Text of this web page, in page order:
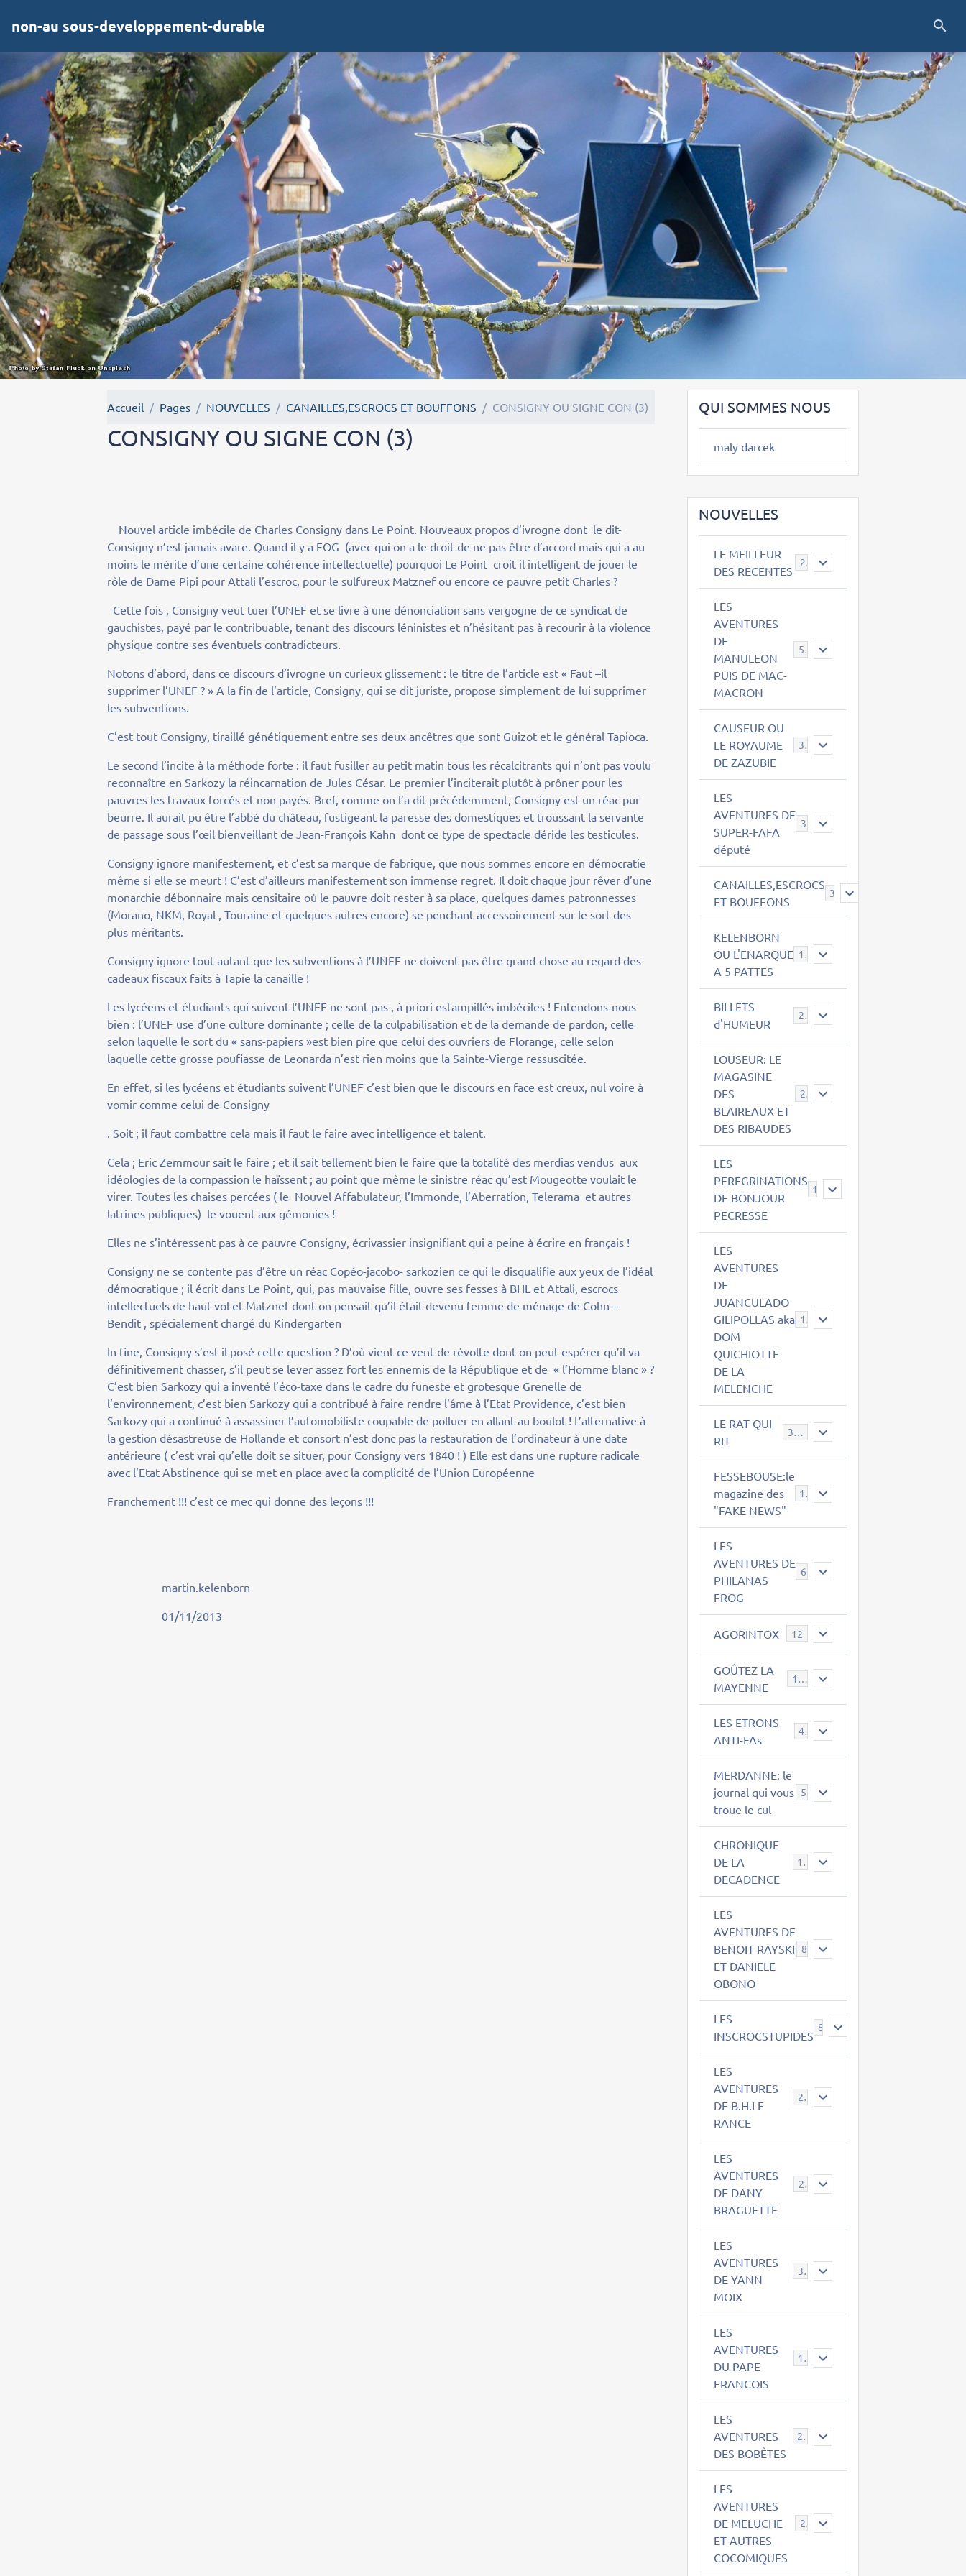
non-au sous-developpement-durable
Accueil Pages NOUVELLES CANAILLES,ESCROCS ET BOUFFONS CONSIGNY OU SIGNE CON (3)
CONSIGNY OU SIGNE CON (3)
Nouvel article imbécile de Charles Consigny dans Le Point. Nouveaux propos d’ivrogne dont le dit-
Consigny n’est jamais avare. Quand il y a FOG (avec qui on a le droit de ne pas être d’accord mais qui a au
moins le mérite d’une certaine cohérence intellectuelle) pourquoi Le Point croit il intelligent de jouer le
rôle de Dame Pipi pour Attali l’escroc, pour le sulfureux Matznef ou encore ce pauvre petit Charles ?
Cette fois , Consigny veut tuer l’UNEF et se livre à une dénonciation sans vergogne de ce syndicat de
gauchistes, payé par le contribuable, tenant des discours léninistes et n’hésitant pas à recourir à la violence
physique contre ses éventuels contradicteurs.
Notons d’abord, dans ce discours d’ivrogne un curieux glissement : le titre de l’article est « Faut –il
supprimer l’UNEF ? » A la fin de l’article, Consigny, qui se dit juriste, propose simplement de lui supprimer
les subventions.
C’est tout Consigny, tiraillé génétiquement entre ses deux ancêtres que sont Guizot et le général Tapioca.
Le second l’incite à la méthode forte : il faut fusiller au petit matin tous les récalcitrants qui n’ont pas voulu
reconnaître en Sarkozy la réincarnation de Jules César. Le premier l’inciterait plutôt à prôner pour les
pauvres les travaux forcés et non payés. Bref, comme on l’a dit précédemment, Consigny est un réac pur
beurre. Il aurait pu être l’abbé du château, fustigeant la paresse des domestiques et troussant la servante
de passage sous l’œil bienveillant de Jean-François Kahn dont ce type de spectacle déride les testicules.
Consigny ignore manifestement, et c’est sa marque de fabrique, que nous sommes encore en démocratie
même si elle se meurt ! C’est d’ailleurs manifestement son immense regret. Il doit chaque jour rêver d’une
monarchie débonnaire mais censitaire où le pauvre doit rester à sa place, quelques dames patronnesses
(Morano, NKM, Royal , Touraine et quelques autres encore) se penchant accessoirement sur le sort des
plus méritants.
Consigny ignore tout autant que les subventions à l’UNEF ne doivent pas être grand-chose au regard des
cadeaux fiscaux faits à Tapie la canaille !
Les lycéens et étudiants qui suivent l’UNEF ne sont pas , à priori estampillés imbéciles ! Entendons-nous
bien : l’UNEF use d’une culture dominante ; celle de la culpabilisation et de la demande de pardon, celle
selon laquelle le sort du « sans-papiers »est bien pire que celui des ouvriers de Florange, celle selon
laquelle cette grosse poufiasse de Leonarda n’est rien moins que la Sainte-Vierge ressuscitée.
En effet, si les lycéens et étudiants suivent l’UNEF c’est bien que le discours en face est creux, nul voire à
vomir comme celui de Consigny
. Soit ; il faut combattre cela mais il faut le faire avec intelligence et talent.
Cela ; Eric Zemmour sait le faire ; et il sait tellement bien le faire que la totalité des merdias vendus aux
idéologies de la compassion le haïssent ; au point que même le sinistre réac qu’est Mougeotte voulait le
virer. Toutes les chaises percées ( le Nouvel Affabulateur, l’Immonde, l’Aberration, Telerama et autres
latrines publiques) le vouent aux gémonies !
Elles ne s’intéressent pas à ce pauvre Consigny, écrivassier insignifiant qui a peine à écrire en français !
Consigny ne se contente pas d’être un réac Copéo-jacobo- sarkozien ce qui le disqualifie aux yeux de l’idéal
démocratique ; il écrit dans Le Point, qui, pas mauvaise fille, ouvre ses fesses à BHL et Attali, escrocs
intellectuels de haut vol et Matznef dont on pensait qu’il était devenu femme de ménage de Cohn –
Bendit , spécialement chargé du Kindergarten
In fine, Consigny s’est il posé cette question ? D’où vient ce vent de révolte dont on peut espérer qu’il va
définitivement chasser, s’il peut se lever assez fort les ennemis de la République et de « l’Homme blanc » ?
C’est bien Sarkozy qui a inventé l’éco-taxe dans le cadre du funeste et grotesque Grenelle de
l’environnement, c’est bien Sarkozy qui a contribué à faire rendre l’âme à l’Etat Providence, c’est bien
Sarkozy qui a continué à assassiner l’automobiliste coupable de polluer en allant au boulot ! L’alternative à
la gestion désastreuse de Hollande et consort n’est donc pas la restauration de l’ordinateur à une date
antérieure ( c’est vrai qu’elle doit se situer, pour Consigny vers 1840 ! ) Elle est dans une rupture radicale
avec l’Etat Abstinence qui se met en place avec la complicité de l’Union Européenne
Franchement !!! c’est ce mec qui donne des leçons !!!
martin.kelenborn
01/11/2013
QUI SOMMES NOUS
maly darcek
NOUVELLES
LE MEILLEUR
DES RECENTES
2
LES
AVENTURES
DE
MANULEON
PUIS DE MAC-
MACRON
543
CAUSEUR OU
LE ROYAUME
DE ZAZUBIE
38
LES
AVENTURES DE
SUPER-FAFA
député
CANAILLES,ESCROCS
ET BOUFFONS
385
KELENBORN
OU L'ENARQUE
A 5 PATTES
14
BILLETS
d'HUMEUR
2
LOUSEUR: LE
MAGASINE
DES
BLAIREAUX ET
DES RIBAUDES
21
LES
PEREGRINATIONS
DE BONJOUR
PECRESSE
14
LES
AVENTURES
DE
JUANCULADO
GILIPOLLAS aka
DOM
QUICHIOTTE
DE LA
MELENCHE
119
LE RAT QUI
RIT
395
FESSEBOUSE:le
magazine des
"FAKE NEWS"
19
LES
AVENTURES DE
PHILANAS
FROG
AGORINTOX 12
GOÛTEZ LA
MAYENNE
189
LES ETRONS
ANTI-FAs
4
MERDANNE: le
journal qui vous
troue le cul
CHRONIQUE
DE LA
DECADENCE
12
LES
AVENTURES DE
BENOIT RAYSKI
ET DANIELE
OBONO
LES
INSCROCSTUPIDES
8
LES
AVENTURES
DE B.H.LE
RANCE
21
LES
AVENTURES
DE DANY
BRAGUETTE
29
LES
AVENTURES
DE YANN
MOIX
39
LES
AVENTURES
DU PAPE
FRANCOIS
15
LES
AVENTURES
DES BOBÊTES
23
LES
AVENTURES
DE MELUCHE
ET AUTRES
COCOMIQUES
22